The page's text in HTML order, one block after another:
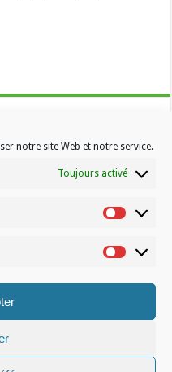
notre site Web et notre service.
Toujours activé
2026